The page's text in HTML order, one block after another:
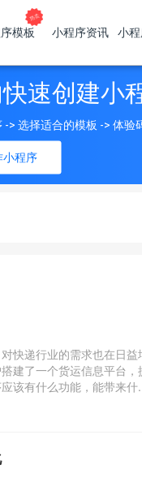
模板 小程序资讯 小
速创建小
小程序
> 选择适合的模板 -> 体验
快递行业的需求也在日益
建了一个货运信息平台，
该有什么功能，能带来什